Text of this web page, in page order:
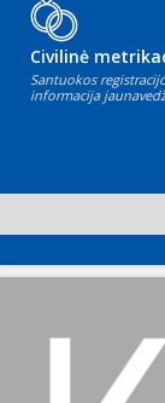
Civilinė
Santuokos
informacija